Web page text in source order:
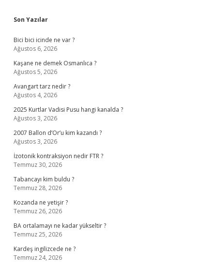
Sidebar
Son Yazılar
Bici bici icinde ne var ?
Ağustos 6, 2026
Kaşane ne demek Osmanlıca ?
Ağustos 5, 2026
Avangart tarz nedir ?
Ağustos 4, 2026
2025 Kurtlar Vadisi Pusu hangi kanalda ?
Ağustos 3, 2026
2007 Ballon d’Or’u kim kazandı ?
Ağustos 3, 2026
İzotonik kontraksiyon nedir FTR ?
Temmuz 30, 2026
Tabancayı kim buldu ?
Temmuz 28, 2026
Kozanda ne yetişir ?
Temmuz 26, 2026
BA ortalamayı ne kadar yükseltir ?
Temmuz 25, 2026
Kardeş ingilizcede ne ?
Temmuz 24, 2026